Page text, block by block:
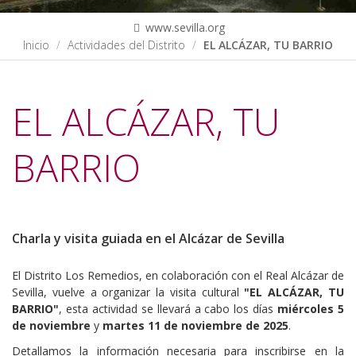
www.sevilla.org
Inicio
Actividades del Distrito EL ALCÁZAR, TU BARRIO
EL ALCÁZAR, TU
BARRIO
https://www.femas.es/distritos/los-
alcazar-
tu-
barrio
EL
Charla y visita guiada en el Alcázar de Sevilla
El Distrito Los Remedios, en colaboración con el Real Alcázar de
Sevilla, vuelve a organizar la visita cultural "EL ALCÁZAR, TU
BARRIO", esta actividad se llevará a cabo los días miércoles 5
de noviembre y martes 11 de noviembre de 2025.
Detallamos la información necesaria para inscribirse en la